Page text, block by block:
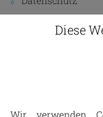
Diese